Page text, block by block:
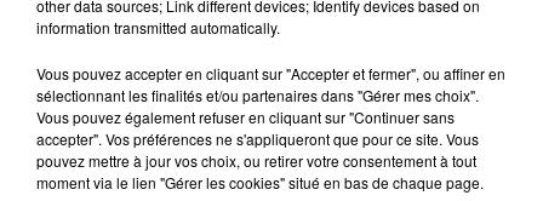
Selon les premiers éléments, le logement servait
à des prostituées
other data sources; Link different devices; Identify devices based on
information transmitted automatically.
Vous pouvez accepter en cliquant sur "Accepter et fermer", ou affiner en
sélectionnant les finalités et/ou partenaires dans "Gérer mes choix".
Vous pouvez également refuser en cliquant sur "Continuer sans
accepter". Vos préférences ne s'appliqueront que pour ce site. Vous
pouvez mettre à jour vos choix, ou retirer votre consentement à tout
moment via le lien "Gérer les cookies" situé en bas de chaque page.